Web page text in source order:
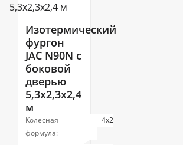
Изотермический
фургон
JAC N90N с
боковой
дверью
5,3х2,3х2,4
м
Колесная
формула:
4х2